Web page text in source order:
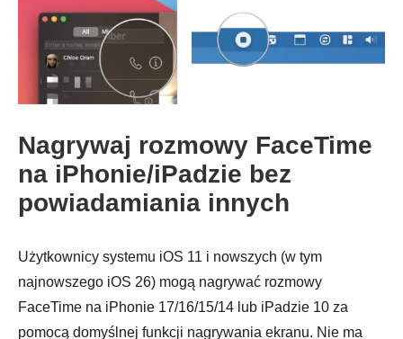
Krok 2.
Nagrywaj rozmowy FaceTime
na iPhonie/iPadzie bez
powiadamiania innych
Użytkownicy systemu iOS 11 i nowszych (w tym
najnowszego iOS 26) mogą nagrywać rozmowy
FaceTime na iPhonie 17/16/15/14 lub iPadzie 10 za
pomocą domyślnej funkcji nagrywania ekranu. Nie ma